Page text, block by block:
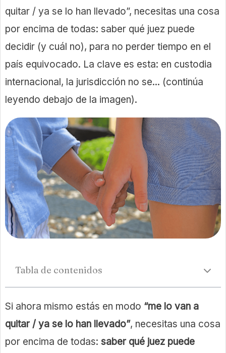
quitar / ya se lo han llevado”, necesitas una cosa
por encima de todas: saber qué juez puede
decidir (y cuál no), para no perder tiempo en el
país equivocado. La clave es esta: en custodia
internacional, la jurisdicción no se... (continúa
leyendo debajo de la imagen).
Tabla de contenidos
Si ahora mismo estás en modo “me lo van a
quitar / ya se lo han llevado”, necesitas una cosa
por encima de todas: saber qué juez puede